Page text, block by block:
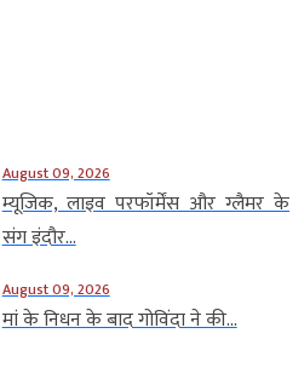
August 09, 2026
म्यूजिक, लाइव परफॉर्मेंस और ग्लैमर के
संग इंदौर...
August 09, 2026
मां के निधन के बाद गोविंदा ने की...